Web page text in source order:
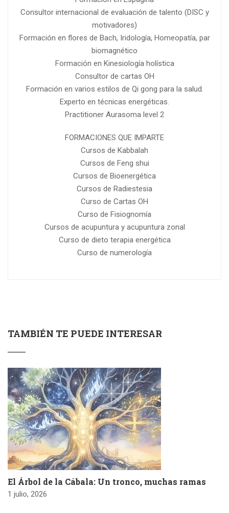
Consultor internacional de evaluación de talento (DISC y
motivadores)
Formación en flores de Bach, Iridología, Homeopatía, par
biomagnético
Formación en Kinesiología holística
Consultor de cartas OH
Formación en varios estilos de Qi gong para la salud.
Experto en técnicas energéticas.
Practitioner Aurasoma level 2
FORMACIONES QUE IMPARTE
Cursos de Kabbalah
Cursos de Feng shui
Cursos de Bioenergética
Cursos de Radiestesia
Curso de Cartas OH
Curso de Fisiognomía
Cursos de acupuntura y acupuntura zonal
Curso de dieto terapia energética
Curso de numerología
TAMBIÉN TE PUEDE INTERESAR
El Árbol de la Cábala: Un tronco, muchas ramas
1 julio, 2026